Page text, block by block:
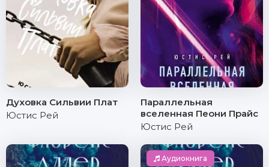
Духовка Сильвии Плат
Юстис Рей
Параллельная
вселенная Пеони Прайс
Юстис Рей
Аудиокнига